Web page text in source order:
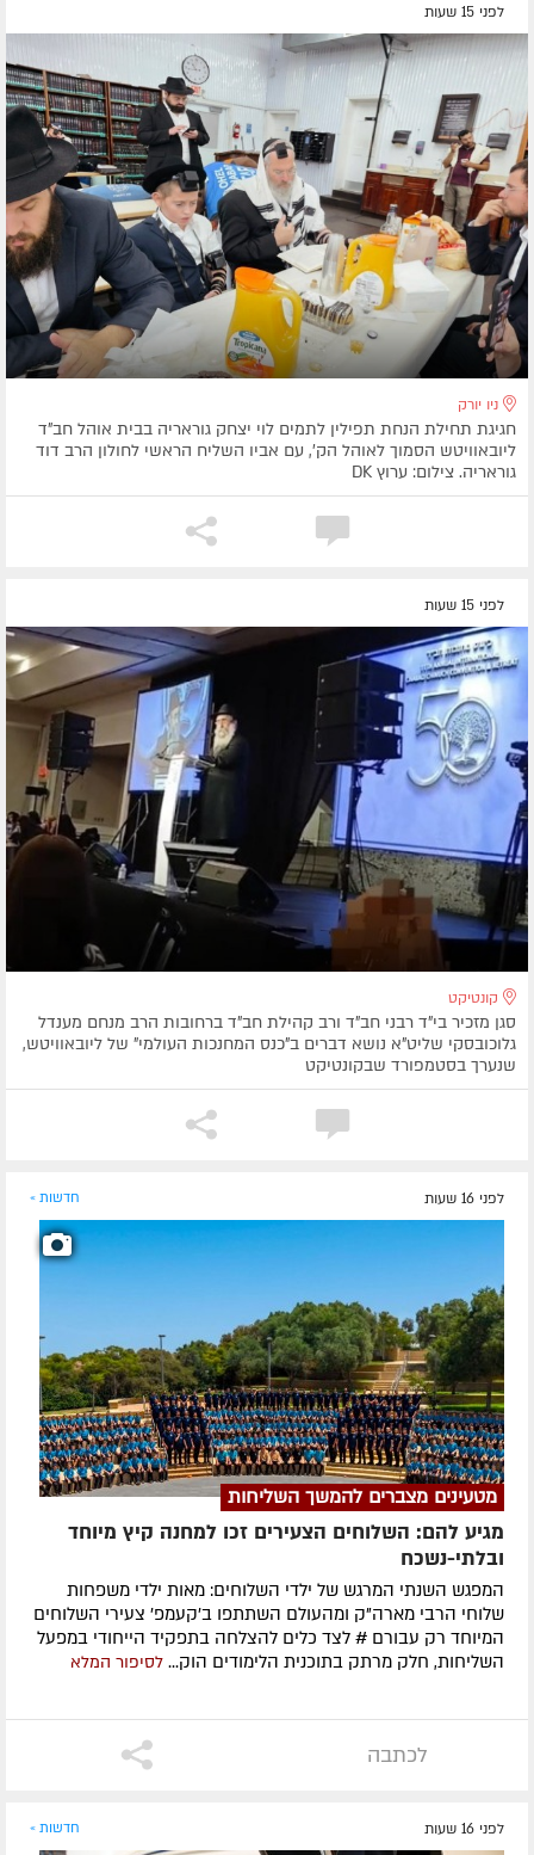
לפני 15 שעות
ניו יורק
חגיגת תחילת הנחת תפילין לתמים לוי יצחק גוראריה בבית אוהל חב"ד
ליובאוויטש הסמוך לאוהל הק', עם אביו השליח הראשי לחולון הרב דוד
גוראריה. צילום: ערוץ DK
לפני 15 שעות
קונטיקט
סגן מזכיר בי"ד רבני חב"ד ורב קהילת חב"ד ברחובות הרב מנחם מענדל
גלוכובסקי שליט"א נושא דברים ב"כנס המחנכות העולמי" של ליובאוויטש,
שנערך בסטמפורד שבקונטיקט
לפני 16 שעות חדשות »
מטעינים מצברים להמשך השליחות
מגיע להם: השלוחים הצעירים זכו למחנה קיץ מיוחד
ובלתי-נשכח
המפגש השנתי המרגש של ילדי השלוחים: מאות ילדי משפחות
שלוחי הרבי מארה"ק ומהעולם השתתפו ב'קעמפ' צעירי השלוחים
המיוחד רק עבורם # לצד כלים להצלחה בתפקיד הייחודי במפעל
השליחות, חלק מרתק בתוכנית הלימודים הוק...לסיפור המלא
לכתבה
לפני 16 שעות חדשות »